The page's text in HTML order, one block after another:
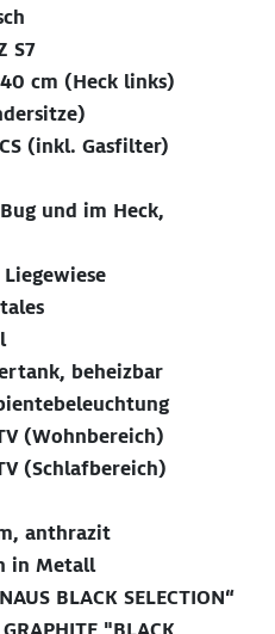
S7
cm (Heck links)
(inkl. Gasfilter)
und im Heck,
beheizbar
(Wohnbereich)
(Schlafbereich)
anthrazit
in Metall
BLACK SELECTION“